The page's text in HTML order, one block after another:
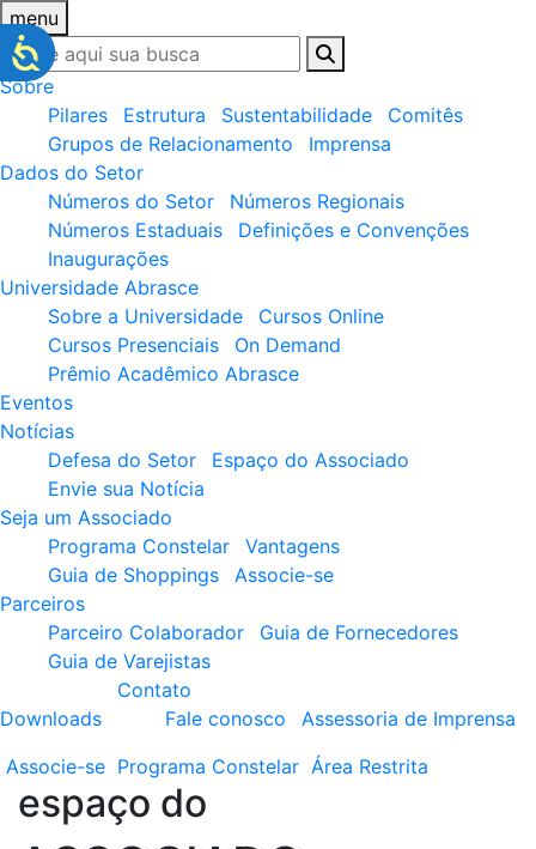
menu
Sobre
Pilares
Estrutura Sustentabilidade
Comitês
Grupos de Relacionamento
Imprensa
Dados do Setor
Números do Setor
Números Regionais
Números Estaduais
Definições e Convenções
Inaugurações
Universidade Abrasce
Sobre a Universidade
Cursos Online
Cursos Presenciais
On Demand
Prêmio Acadêmico Abrasce
Eventos
Notícias
Defesa do Setor
Espaço do Associado
Envie sua Notícia
Seja um Associado
Programa Constelar
Vantagens
Guia de Shoppings
Associe-se
Parceiros
Parceiro Colaborador
Guia de Fornecedores
Guia de Varejistas
Downloads
Contato
Fale conosco
Assessoria de Imprensa
Associe-se Programa Constelar Área Restrita
espaço do